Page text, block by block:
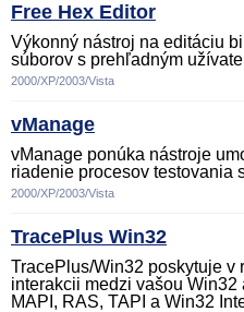
Free Hex Editor
Výkonný nástroj na editáciu
súborov s prehľadným
2000/XP/2003/Vista
vManage
vManage ponúka nástroje
riadenie procesov testovania
2000/XP/2003/Vista
TracePlus Win32
TracePlus/Win32 poskytuje v
interakcii medzi vašou
MAPI, RAS, TAPI a Win32